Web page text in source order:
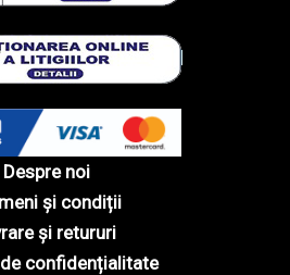
Despre noi
și condiții
și retururi
confidențialitate